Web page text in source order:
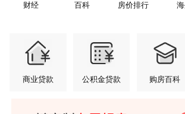
财经 百科 房价排行
商业贷款 公积金贷款 购房百科